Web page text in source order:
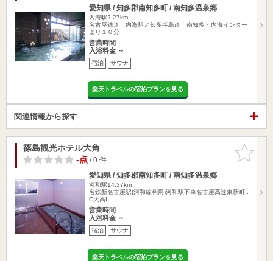
愛知県 / 知多郡南知多町 / 南知多温泉郷
内海駅2.27km
名古屋鉄道 内海駅／知多半島道 南知多・内海インター
より１０分
営業時間
入浴料金 ～
宿泊 サウナ
楽天トラベルの宿泊プランを見る
関連情報から探す
お気に入
りに追加
篠島観光ホテル大角
-点/ 0 件
愛知県 / 知多郡南知多町 / 南知多温泉郷
河和駅14.37km
名鉄新名古屋駅(河和線利用)河和駅下車名古屋高速東新町I.
C大高I.…
営業時間
入浴料金 ～
宿泊 サウナ
楽天トラベルの宿泊プランを見る